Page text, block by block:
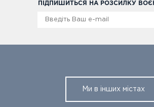
ПІДПИШИТЬСЯ НА РОЗСИЛКУ
Ми в інших містах